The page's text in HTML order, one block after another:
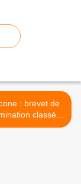
: brevet de
classé
secret défense ! >